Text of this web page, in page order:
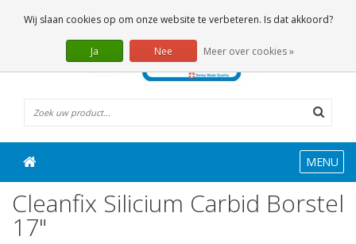
0 Artikelen
MENU
Cleanfix Silicium Carbid Borstel
17"
Wij slaan cookies op om onze website te verbeteren. Is dat akkoord?
Ja Nee Meer over cookies »